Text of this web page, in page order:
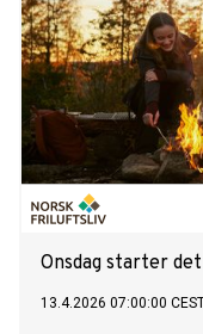
Onsdag starter
13.4.2026 07:00:00